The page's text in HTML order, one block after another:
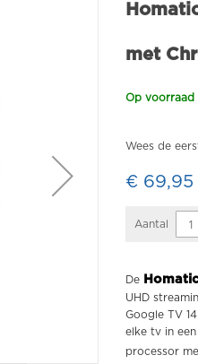
met
Op voorraad
Wees de
€ 69,95
Aantal
De
UHD
Google TV
elke tv in
processor